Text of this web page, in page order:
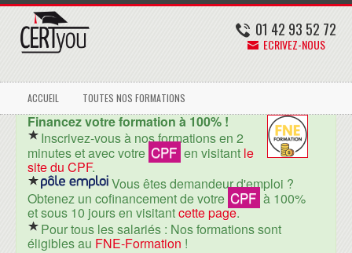
01 42 93 52 72
ECRIVEZ-NOUS
ACCUEIL TOUTES NOS FORMATIONS
Financez votre formation à 100% !
Inscrivez-vous à nos formations en 2
minutes et avec votre CPF en visitant le
site du CPF.
Vous êtes demandeur d'emploi ?
Obtenez un cofinancement de votre CPF à 100%
et sous 10 jours en visitantcette page.
Pour tous les salariés : Nos formations sont
éligibles au FNE-Formation !